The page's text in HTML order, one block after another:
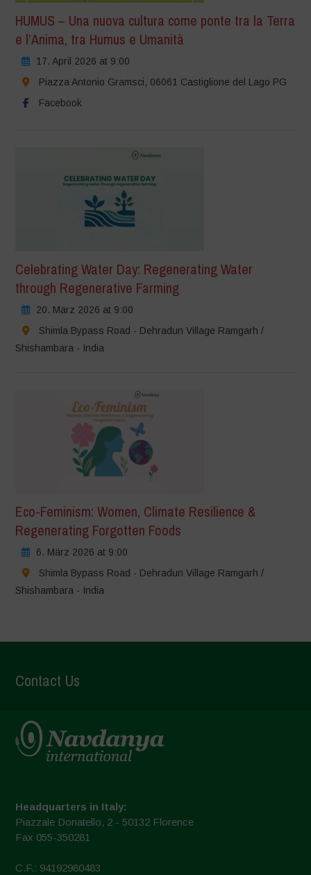
HUMUS – Una nuova cultura come ponte tra la Terra
e l’Anima, tra Humus e Umanità
17. April 2026 at 9:00
Piazza Antonio Gramsci, 06061 Castiglione del Lago PG
Facebook
Celebrating Water Day: Regenerating Water
through Regenerative Farming
20. März 2026 at 9:00
Shimla Bypass Road - Dehradun Village Ramgarh /
Shishambara - India
Eco-Feminism: Women, Climate Resilience &
Regenerating Forgotten Foods
6. März 2026 at 9:00
Shimla Bypass Road - Dehradun Village Ramgarh /
Shishambara - India
Contact Us
Headquarters in Italy:
Piazzale Donatello, 2 - 50132 Florence
Fax 055-350281
C.F.: 94192980483